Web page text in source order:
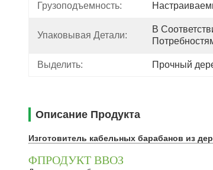
Грузоподъемность:
Упаковывая Детали:
В
Выделить: Прочный
Описание Продукта
Изготовитель кабельных барабанов из
ΦПРОДУКТ ВВОЗ